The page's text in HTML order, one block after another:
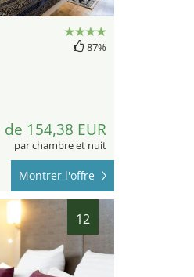
87%
de 154,38 EUR
par chambre et nuit
Montrer l'offre
12